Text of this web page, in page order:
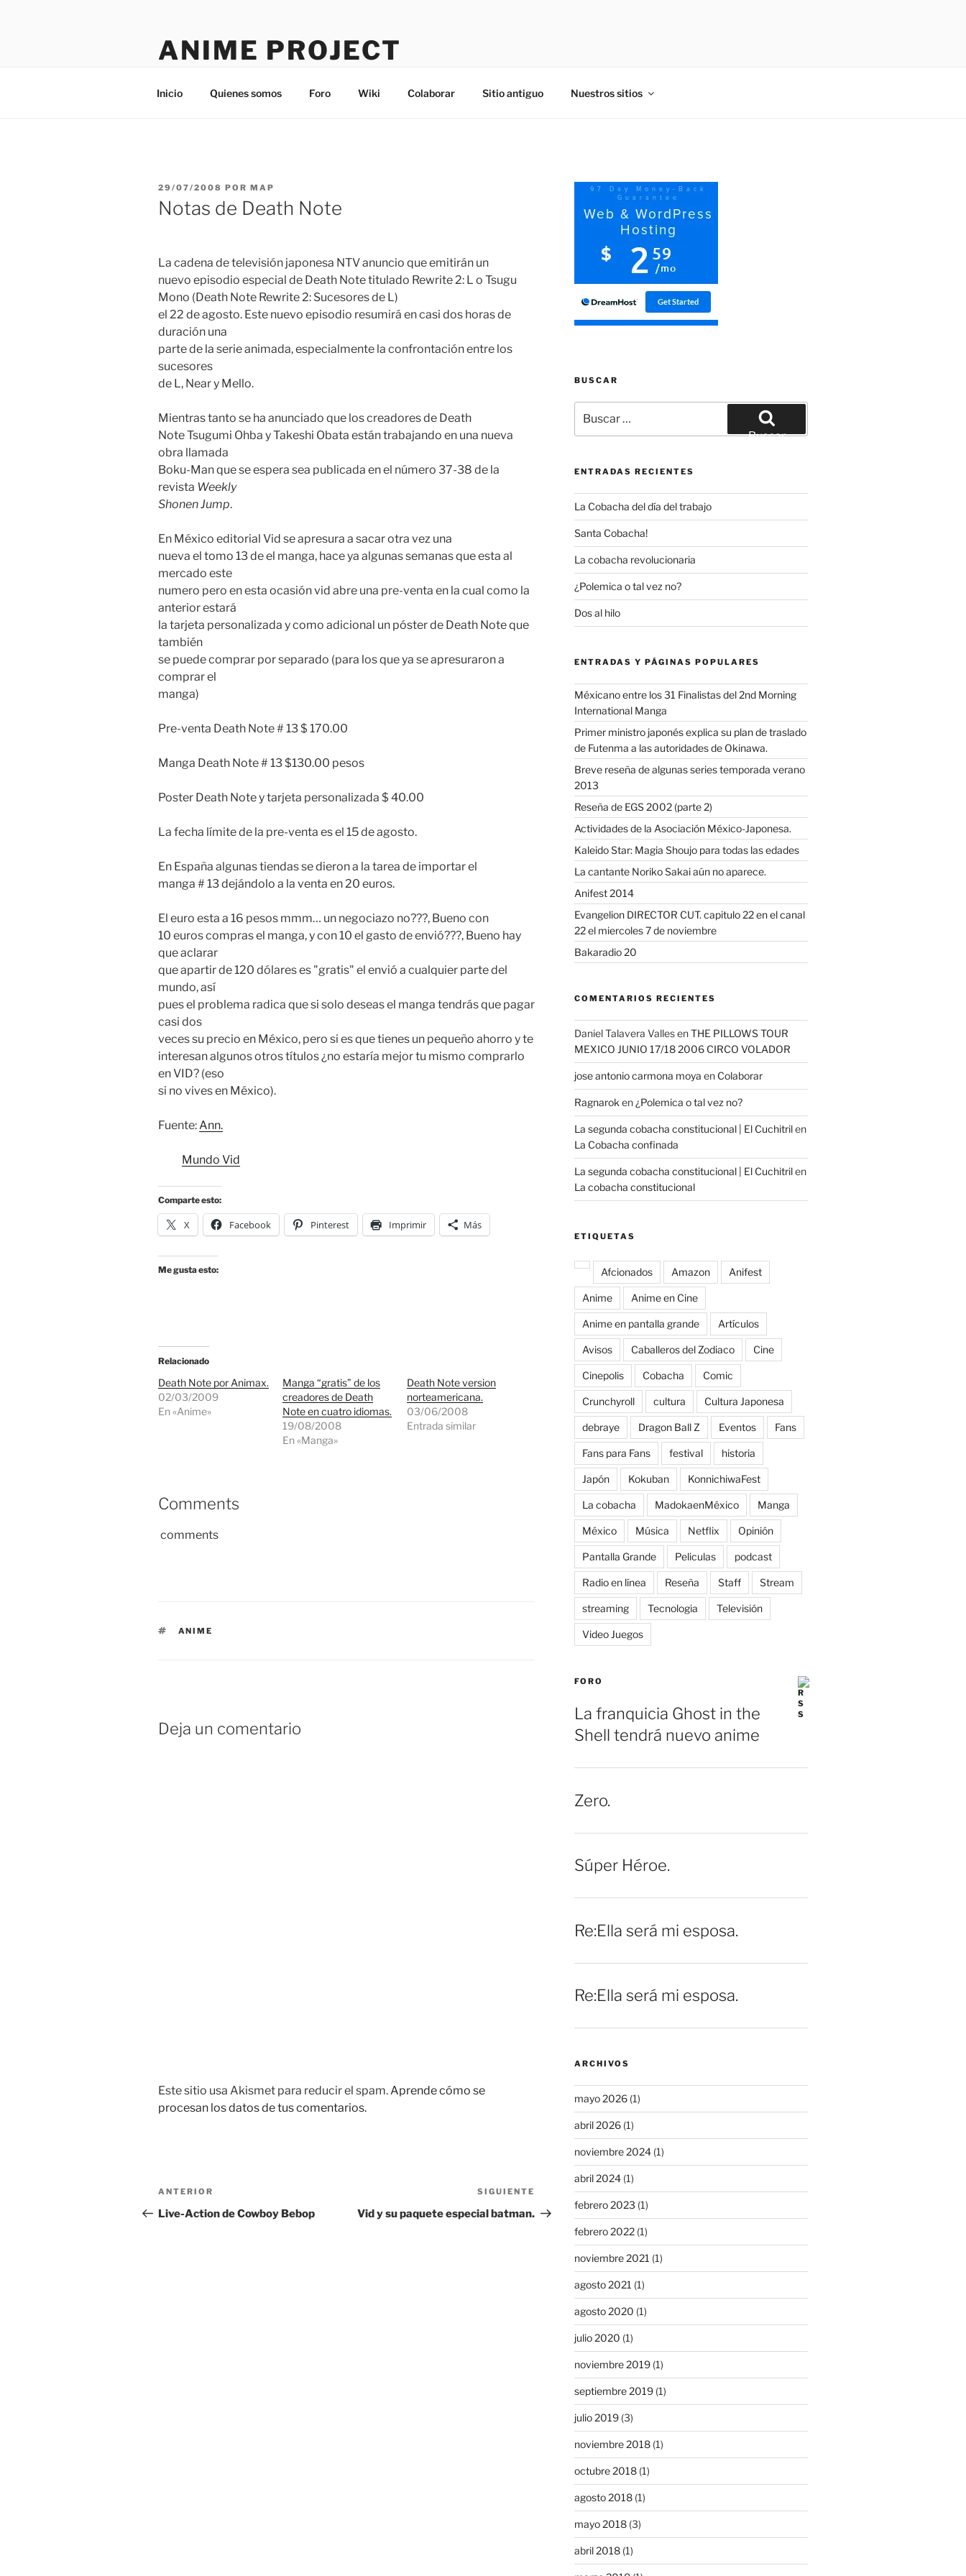
ANIME PROJECT
Inicio Quienes somos Foro Wiki Colaborar Sitio antiguo Nuestros sitios
PUBLICADO
EL
29/07/2008 POR MAP
Notas de Death Note
La cadena de televisión japonesa NTV anuncio que emitirán un
nuevo episodio especial de Death Note titulado Rewrite 2: L o Tsugu
Mono (Death Note Rewrite 2: Sucesores de L)
el 22 de agosto. Este nuevo episodio resumirá en casi dos horas de
duración una
parte de la serie animada, especialmente la confrontación entre los
sucesores
de L, Near y Mello.
Mientras tanto se ha anunciado que los creadores de Death
Note Tsugumi Ohba y Takeshi Obata están trabajando en una nueva
obra llamada
Boku-Man que se espera sea publicada en el número 37-38 de la
revista Weekly
Shonen Jump.
En México editorial Vid se apresura a sacar otra vez una
nueva el tomo 13 de el manga, hace ya algunas semanas que esta al
mercado este
numero pero en esta ocasión vid abre una pre-venta en la cual como la
anterior estará
la tarjeta personalizada y como adicional un póster de Death Note que
también
se puede comprar por separado (para los que ya se apresuraron a
comprar el
manga)
Pre-venta Death Note # 13 $ 170.00
Manga Death Note # 13 $130.00 pesos
Poster Death Note y tarjeta personalizada $ 40.00
La fecha límite de la pre-venta es el 15 de agosto.
En España algunas tiendas se dieron a la tarea de importar el
manga # 13 dejándolo a la venta en 20 euros.
El euro esta a 16 pesos mmm… un negociazo no???, Bueno con
10 euros compras el manga, y con 10 el gasto de envió???, Bueno hay
que aclarar
que apartir de 120 dólares es "gratis" el envió a cualquier parte del
mundo, así
pues el problema radica que si solo deseas el manga tendrás que pagar
casi dos
veces su precio en México, pero si es que tienes un pequeño ahorro y te
interesan algunos otros títulos ¿no estaría mejor tu mismo comprarlo
en VID? (eso
si no vives en México).
Fuente:Ann.
Mundo Vid
Comparte esto:
X Facebook Pinterest Imprimir Más
Me gusta esto:
Relacionado
Death Note por Animax.
02/03/2009
En «Anime»
Manga “gratis” de los
creadores de Death
Note en cuatro idiomas.
19/08/2008
En «Manga»
Death Note version
norteamericana.
03/06/2008
Entrada similar
Comments
comments
ETIQUETAS
ANIME
Deja un comentario
Este sitio usa Akismet para reducir el spam.Aprende cómo se
procesan los datos de tus comentarios.
Navegación
de
Entrada
anterior:
ANTERIOR
Live-Action de Cowboy Bebop
Siguiente
entrada
SIGUIENTE
Vid y su paquete especial batman.
BUSCAR
por:
Buscar
ENTRADAS RECIENTES
La Cobacha del día del trabajo
Santa Cobacha!
La cobacha revolucionaria
¿Polemica o tal vez no?
Dos al hilo
ENTRADAS Y PÁGINAS POPULARES
Méxicano entre los 31 Finalistas del 2nd Morning
International Manga
Primer ministro japonés explica su plan de traslado
de Futenma a las autoridades de Okinawa.
Breve reseña de algunas series temporada verano
2013
Reseña de EGS 2002 (parte 2)
Actividades de la Asociación México-Japonesa.
Kaleido Star: Magia Shoujo para todas las edades
La cantante Noriko Sakai aún no aparece.
Anifest 2014
Evangelion DIRECTOR CUT. capitulo 22 en el canal
22 el miercoles 7 de noviembre
Bakaradio 20
COMENTARIOS RECIENTES
Daniel Talavera VallesenTHE PILLOWS TOUR
MEXICO JUNIO 17/18 2006 CIRCO VOLADOR
jose antonio carmona moya en Colaborar
Ragnarok en¿Polemica o tal vez no?
La segunda cobacha constitucional | El Cuchitrilen
La Cobacha confinada
La segunda cobacha constitucional | El Cuchitrilen
La cobacha constitucional
ETIQUETAS
Afcionados Amazon Anifest
Anime Anime en Cine
Anime en pantalla grande Artículos
Avisos Caballeros del Zodiaco Cine
Cinepolis Cobacha Comic
Crunchyroll cultura Cultura Japonesa
debraye Dragon Ball Z Eventos Fans
Fans para Fans festival historia
Japón Kokuban KonnichiwaFest
La cobacha MadokaenMéxico Manga
México Música Netflix Opinión
Pantalla Grande Peliculas podcast
Radio en línea Reseña Staff Stream
streaming Tecnologia Televisión
Video Juegos
FORO
La franquicia Ghost in the
Shell tendrá nuevo anime
Zero.
Súper Héroe.
Re:Ella será mi esposa.
Re:Ella será mi esposa.
ARCHIVOS
mayo 2026(1)
abril 2026(1)
noviembre 2024(1)
abril 2024(1)
febrero 2023 (1)
febrero 2022(1)
noviembre 2021 (1)
agosto 2021 (1)
agosto 2020 (1)
julio 2020 (1)
noviembre 2019(1)
septiembre 2019(1)
julio 2019(3)
noviembre 2018(1)
octubre 2018(1)
agosto 2018(1)
mayo 2018(3)
abril 2018(1)